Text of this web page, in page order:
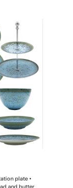
plate •
and butter